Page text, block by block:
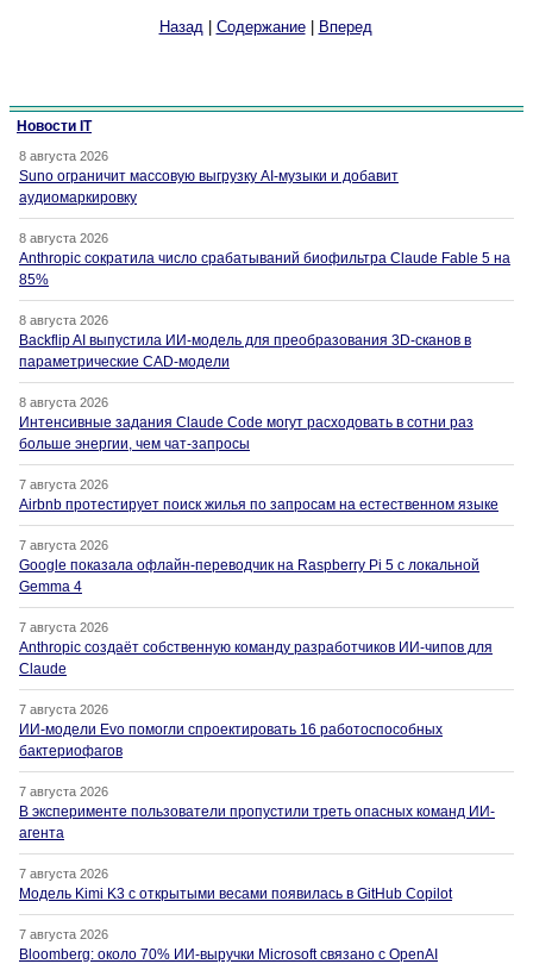
Назад | Содержание| Вперед
Новости IT
8 августа 2026
Suno ограничит массовую выгрузку AI-музыки и добавит
аудиомаркировку
8 августа 2026
Anthropic сократила число срабатываний биофильтра Claude Fable 5 на
85%
8 августа 2026
Backflip AI выпустила ИИ-модель для преобразования 3D-сканов в
параметрические CAD-модели
8 августа 2026
Интенсивные задания Claude Code могут расходовать в сотни раз
больше энергии, чем чат-запросы
7 августа 2026
Airbnb протестирует поиск жилья по запросам на естественном языке
7 августа 2026
Google показала офлайн-переводчик на Raspberry Pi 5 с локальной
Gemma 4
7 августа 2026
Anthropic создаёт собственную команду разработчиков ИИ-чипов для
Claude
7 августа 2026
ИИ-модели Evo помогли спроектировать 16 работоспособных
бактериофагов
7 августа 2026
В эксперименте пользователи пропустили треть опасных команд ИИ-
агента
7 августа 2026
Модель Kimi K3 с открытыми весами появилась в GitHub Copilot
7 августа 2026
Bloomberg: около 70% ИИ-выручки Microsoft связано с OpenAI